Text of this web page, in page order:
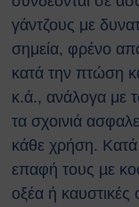
γάντζους με
σημεία, φρένο
κατά την πτώση
κ.ά., ανάλογα με
τα σχοινιά
κάθε χρήση.
επαφή τους µε
οξέα ή καυστικές